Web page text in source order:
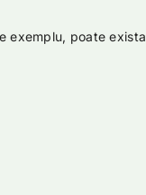
exemplu, poate exista